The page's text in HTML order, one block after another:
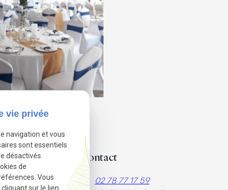
Contact
02 78 77 17 59
vie privée
navigation et vous
sont essentiels
désactivés.
de
Vous
sur le lien